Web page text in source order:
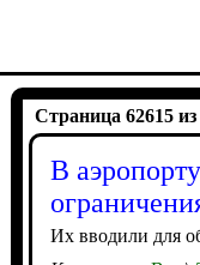
Страница 62615 из
В
Их вводили для